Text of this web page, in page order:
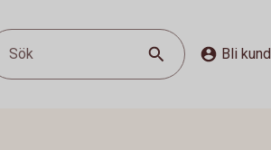
Sök Bli kund